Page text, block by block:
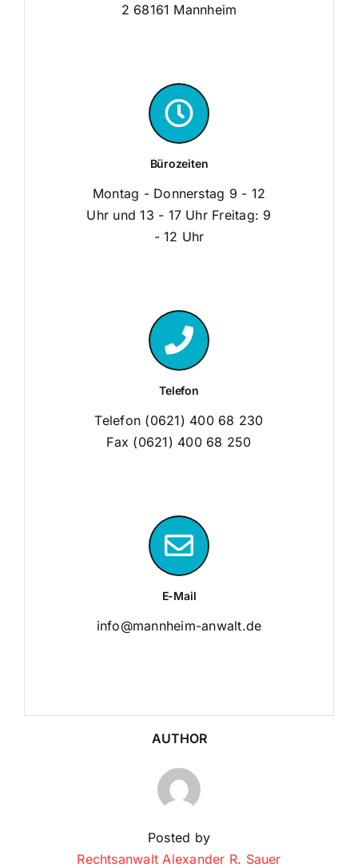
2 68161 Mannheim
Bürozeiten
Montag - Donnerstag 9 - 12
Uhr und 13 - 17 Uhr Freitag: 9
- 12 Uhr
Telefon
Telefon (0621) 400 68 230
Fax (0621) 400 68 250
E-Mail
info@mannheim-anwalt.de
AUTHOR
Posted by
Rechtsanwalt Alexander R. Sauer